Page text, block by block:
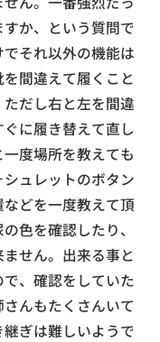
か、という質問で
それ以外の機能は
間違えて履くこと
だし右と左を間違
に履き替えて直し
度場所を教えても
ュレットのボタン
どを一度教えて頂
色を確認したり、
せん。出来る事と
、確認をしていた
んもたくさんいて
ぎは難しいようで